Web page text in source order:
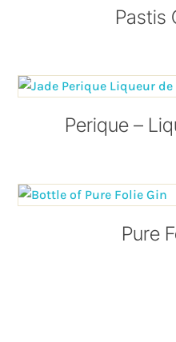
Pastis
Perique –
Pure